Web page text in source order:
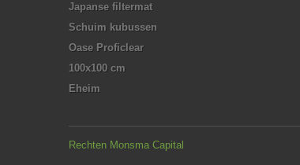
Japanse filtermat
Schuim kubussen
Oase Proficlear
100x100 cm
Eheim
Rechten Monsma Capital